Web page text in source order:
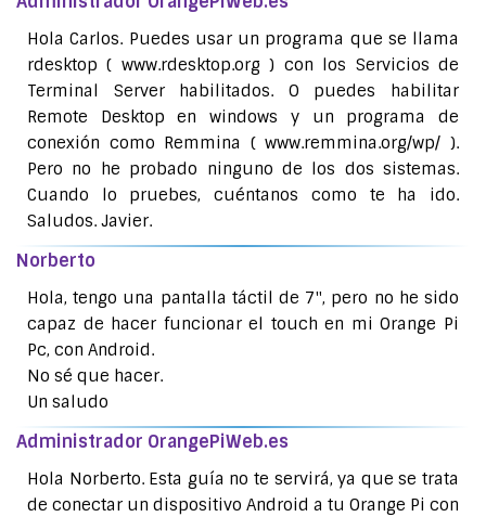
Hola Carlos. Puedes usar un programa que se llama
rdesktop ( www.rdesktop.org ) con los Servicios de
Terminal Server habilitados. O puedes habilitar
Remote Desktop en windows y un programa de
conexión como Remmina ( www.remmina.org/wp/ ).
Pero no he probado ninguno de los dos sistemas.
Cuando lo pruebes, cuéntanos como te ha ido.
Saludos. Javier.
Norberto
Hola, tengo una pantalla táctil de 7", pero no he sido
capaz de hacer funcionar el touch en mi Orange Pi
Pc, con Android.
No sé que hacer.
Un saludo
Administrador OrangePiWeb.es
Hola Norberto. Esta guía no te servirá, ya que se trata
de conectar un dispositivo Android a tu Orange Pi con